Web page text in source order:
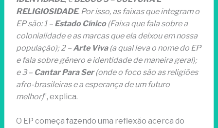
RELIGIOSIDADE. Por isso, as faixas que integram o
EP são: 1 – Estado Cínico(Faixa que fala sobre a
colonialidade e as marcas que ela deixou em nossa
população); 2 – Arte Viva(a qual leva o nome do EP
e fala sobre gênero e identidade de maneira geral);
e 3 – Cantar Para Ser(onde o foco são as religiões
afro-brasileiras e a esperança de um futuro
melhor)”, explica.
O EP começa fazendo uma reflexão acerca do